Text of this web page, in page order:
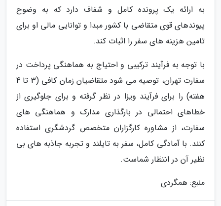
به ارائه یک پرونده کامل و شفاف دارد که به وضوح
پیوندهای قوی متقاضی با کشور مبدا و توانایی مالی او برای
تامین هزینه های سفر را اثبات کند.
با توجه به فرآیند ترکیبی و احتیاج به هماهنگی پرداخت در
سفارت تهران، توصیه می شود متقاضیان زمان کافی (3 تا 4
هفته) را برای فرآیند ویزا در نظر گرفته و برای جلوگیری از
خطاهای احتمالی در بارگذاری مدارک و هماهنگی های
سفارت، از مشاوره کارگزاران متخصص گردشگری استفاده
کنند. با آمادگی کامل، سفر به تایلند و تجربه جاذبه های بی
نظیر آن در انتظار شماست.
منبع: همگردی